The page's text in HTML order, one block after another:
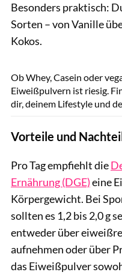
Besonders praktisch:
Sorten – von Vanille
Kokos.
Ob Whey, Casein oder
Eiweißpulvern ist riesig.
dir, deinem Lifestyle und
Vorteile und
Pro Tag empfiehlt die
Ernährung (DGE)eine
Körpergewicht. Bei
sollten es 1,2 bis 2,0 g
entweder über
aufnehmen oder über
das Eiweißpulver